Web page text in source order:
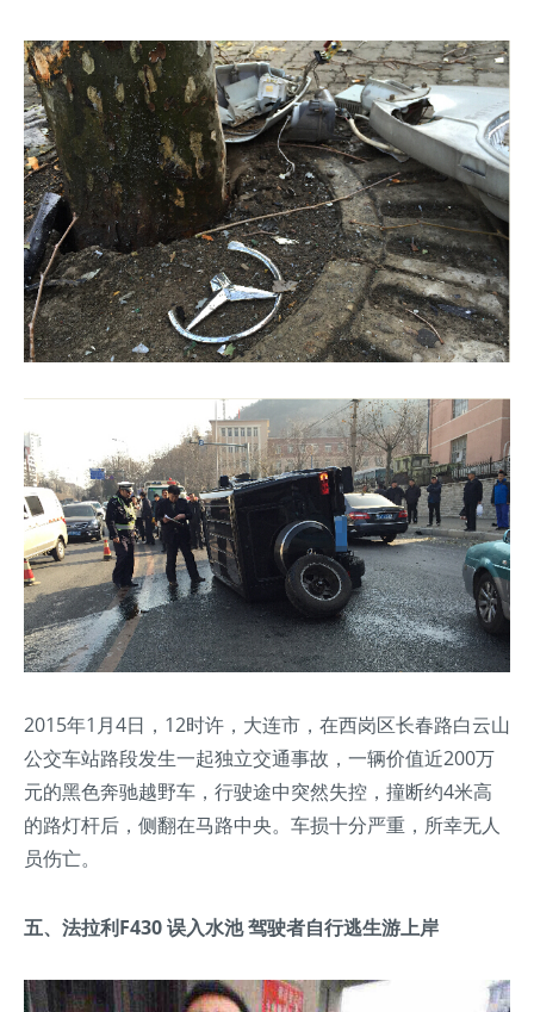
2015年1月4日，12时许，大连市，在西岗区长春路白云山
公交车站路段发生一起独立交通事故，一辆价值近200万
元的黑色奔驰越野车，行驶途中突然失控，撞断约4米高
的路灯杆后，侧翻在马路中央。车损十分严重，所幸无人
员伤亡。
五、法拉利F430 误入水池 驾驶者自行逃生游上岸